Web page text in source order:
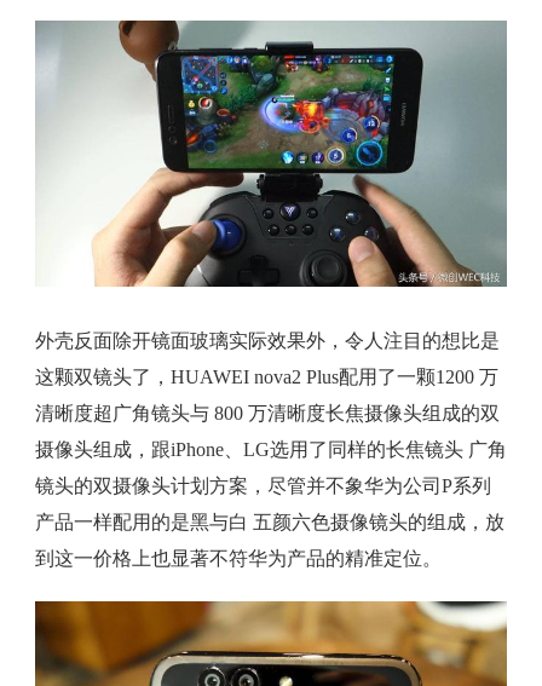
外壳反面除开镜面玻璃实际效果外，令人注目的想比是
这颗双镜头了，HUAWEI nova2 Plus配用了一颗1200 万
清晰度超广角镜头与 800 万清晰度长焦摄像头组成的双
摄像头组成，跟iPhone、LG选用了同样的长焦镜头 广角
镜头的双摄像头计划方案，尽管并不象华为公司P系列
产品一样配用的是黑与白 五颜六色摄像镜头的组成，放
到这一价格上也显著不符华为产品的精准定位。